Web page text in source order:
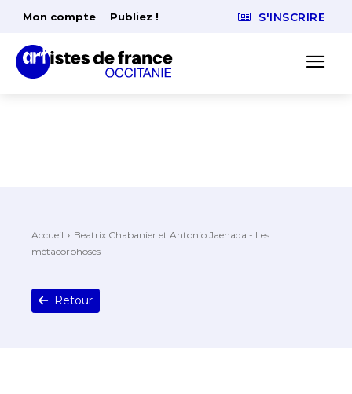
Mon compte Publiez ! S'INSCRIRE
Accueil
Beatrix Chabanier et Antonio Jaenada - Les
métacorphoses
Retour